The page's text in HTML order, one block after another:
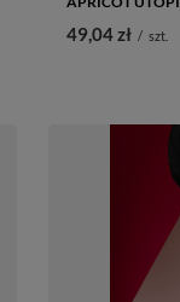
49,04 zł / szt.